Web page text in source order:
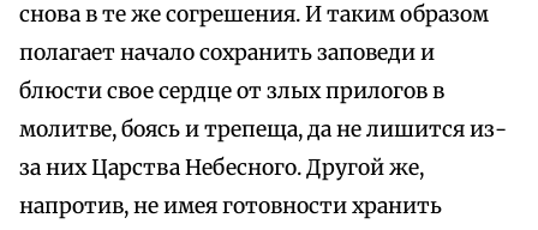
снова в те же согрешения. И таким образом
полагает начало сохранить заповеди и
блюсти свое сердце от злых прилогов в
молитве, боясь и трепеща, да не лишится из-
за них Царства Небесного. Другой же,
напротив, не имея готовности хранить